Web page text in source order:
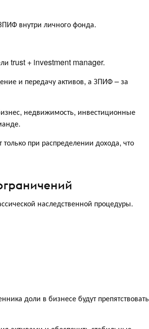
внутри личного фонда.
trust + investment manager.
и передачу активов, а ЗПИФ – за
недвижимость, инвестиционные
при распределении дохода, что
наследственной процедуры.
доли в бизнесе будут препятствовать